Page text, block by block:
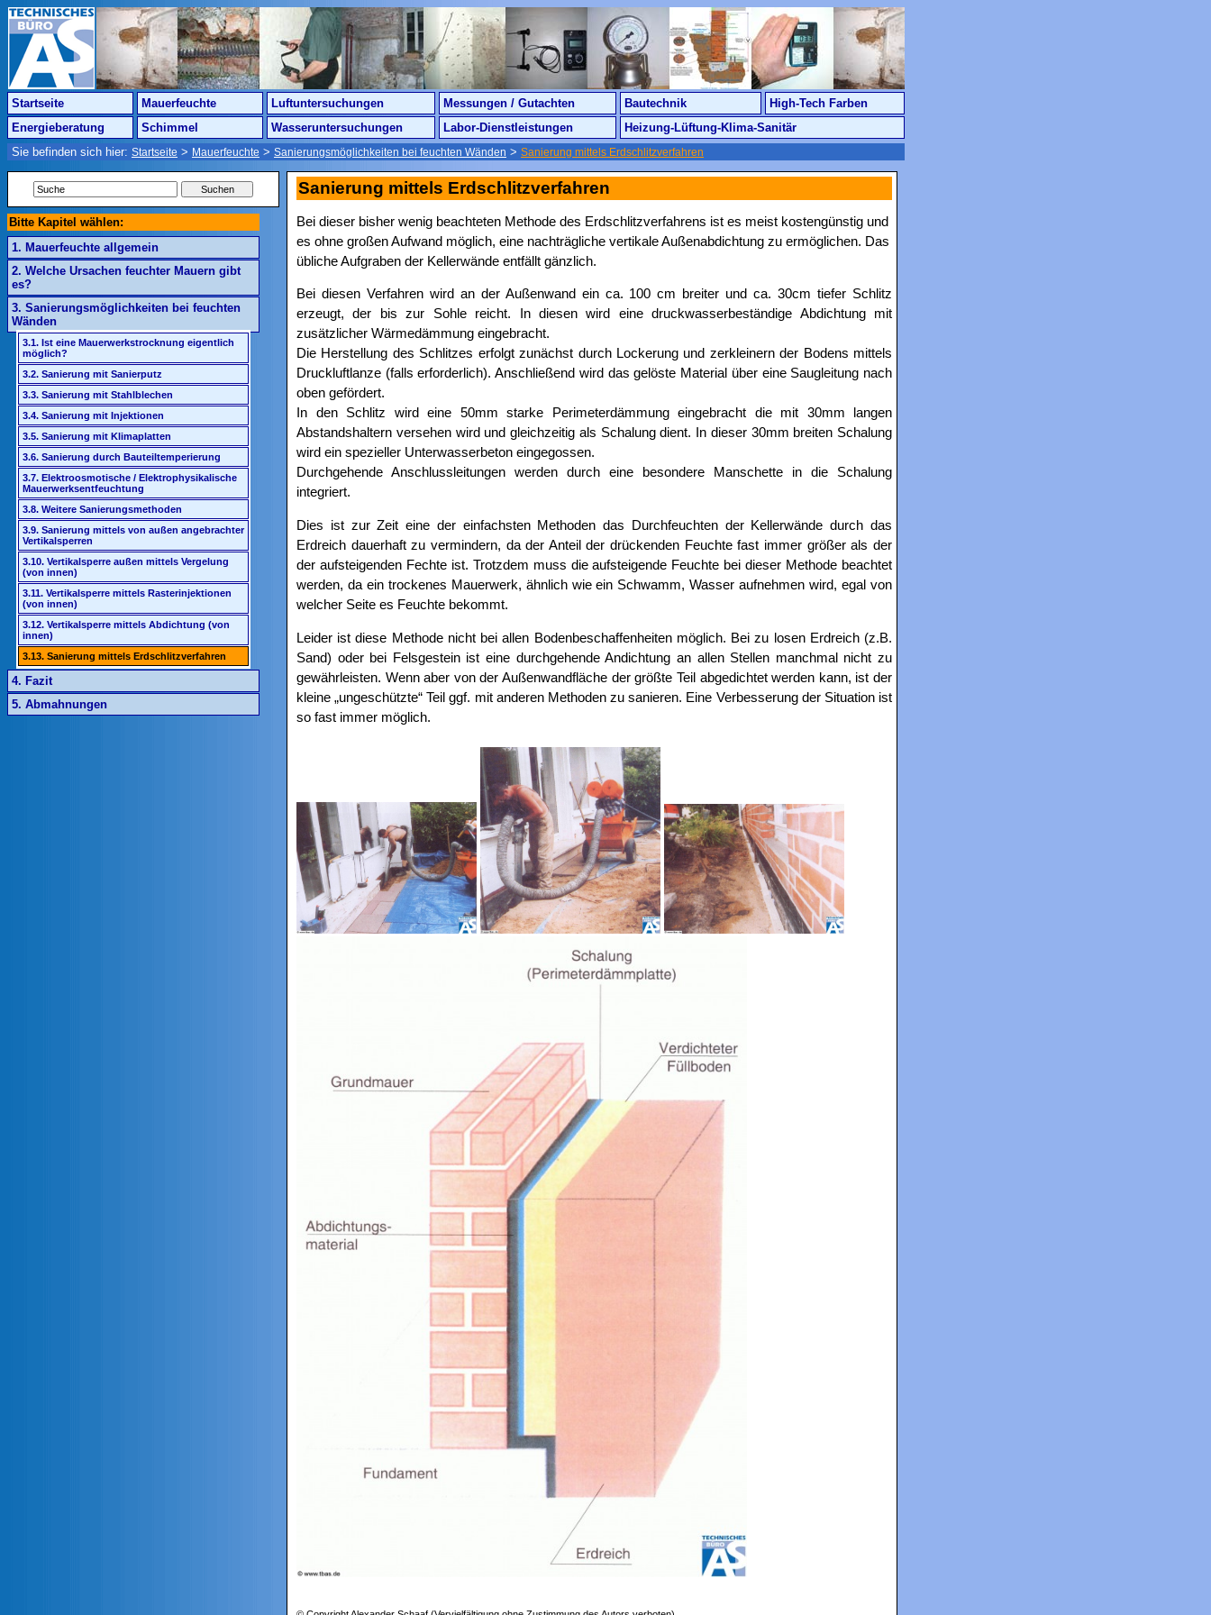
Startseite Mauerfeuchte Luftuntersuchungen Messungen / Gutachten Bautechnik
High-Tech Farben
Energieberatung
Schimmel Wasseruntersuchungen Labor-Dienstleistungen
Heizung-Lüftung-Klima-Sanitär
Sie befinden sich hier: Startseite > Mauerfeuchte > Sanierungsmöglichkeiten bei feuchten Wänden > Sanierung mittels Erdschlitzverfahren
Bitte Kapitel wählen:
1. Mauerfeuchte allgemein
2. Welche Ursachen feuchter Mauern gibt
es?
3. Sanierungsmöglichkeiten bei feuchten
Wänden
3.1. Ist eine Mauerwerkstrocknung eigentlich
möglich?
3.2. Sanierung mit Sanierputz
3.3. Sanierung mit Stahlblechen
3.4. Sanierung mit Injektionen
3.5. Sanierung mit Klimaplatten
3.6. Sanierung durch Bauteiltemperierung
3.7. Elektroosmotische / Elektrophysikalische
Mauerwerksentfeuchtung
3.8. Weitere Sanierungsmethoden
3.9. Sanierung mittels von außen angebrachter
Vertikalsperren
3.10. Vertikalsperre außen mittels Vergelung
(von innen)
3.11. Vertikalsperre mittels Rasterinjektionen
(von innen)
3.12. Vertikalsperre mittels Abdichtung (von
innen)
3.13. Sanierung mittels Erdschlitzverfahren
4. Fazit
5. Abmahnungen
Sanierung mittels Erdschlitzverfahren
Bei dieser bisher wenig beachteten Methode des Erdschlitzverfahrens ist es meist kostengünstig und
es ohne großen Aufwand möglich, eine nachträgliche vertikale Außenabdichtung zu ermöglichen. Das
übliche Aufgraben der Kellerwände entfällt gänzlich.
Bei diesen Verfahren wird an der Außenwand ein ca. 100 cm breiter und ca. 30cm tiefer Schlitz
erzeugt, der bis zur Sohle reicht. In diesen wird eine druckwasserbeständige Abdichtung mit
zusätzlicher Wärmedämmung eingebracht.
Die Herstellung des Schlitzes erfolgt zunächst durch Lockerung und zerkleinern der Bodens mittels
Druckluftlanze (falls erforderlich). Anschließend wird das gelöste Material über eine Saugleitung nach
oben gefördert.
In den Schlitz wird eine 50mm starke Perimeterdämmung eingebracht die mit 30mm langen
Abstandshaltern versehen wird und gleichzeitig als Schalung dient. In dieser 30mm breiten Schalung
wird ein spezieller Unterwasserbeton eingegossen.
Durchgehende Anschlussleitungen werden durch eine besondere Manschette in die Schalung
integriert.
Dies ist zur Zeit eine der einfachsten Methoden das Durchfeuchten der Kellerwände durch das
Erdreich dauerhaft zu vermindern, da der Anteil der drückenden Feuchte fast immer größer als der
der aufsteigenden Fechte ist. Trotzdem muss die aufsteigende Feuchte bei dieser Methode beachtet
werden, da ein trockenes Mauerwerk, ähnlich wie ein Schwamm, Wasser aufnehmen wird, egal von
welcher Seite es Feuchte bekommt.
Leider ist diese Methode nicht bei allen Bodenbeschaffenheiten möglich. Bei zu losen Erdreich (z.B.
Sand) oder bei Felsgestein ist eine durchgehende Andichtung an allen Stellen manchmal nicht zu
gewährleisten. Wenn aber von der Außenwandfläche der größte Teil abgedichtet werden kann, ist der
kleine „ungeschützte“ Teil ggf. mit anderen Methoden zu sanieren. Eine Verbesserung der Situation ist
so fast immer möglich.